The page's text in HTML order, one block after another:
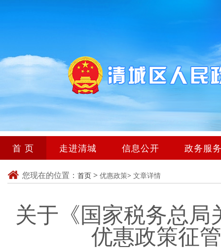
首 页 走进清城 信息公开 政务服
您现在的位置： 首页 > 优惠政策> 文章详情
关于《国家税务总
优惠政策征